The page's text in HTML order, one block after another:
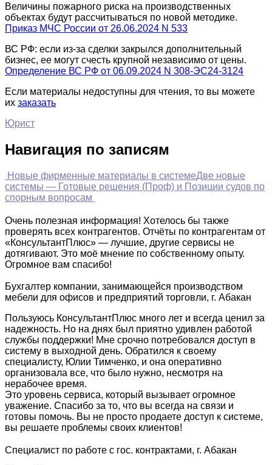
Величины пожарного риска на производственных
объектах будут рассчитываться по новой методике.
Приказ МЧС России от 26.06.2024 N 533
ВС РФ: если из-за сделки закрылся дополнительный
бизнес, ее могут счесть крупной независимо от цены.
Определение ВС РФ от 06.09.2024 N 308-ЭС24-3124
Если материалы недоступны для чтения, то вы можете
их заказать
Юрист
Навигация по записям
Новые фирменные материалы в системеДве новые
системы — Готовые решения (Проф) и Позиции судов по
спорным вопросам
Очень полезная информация! Хотелось бы также
проверять всех контрагентов. Отчёты по контрагентам от
«КонсультантПлюс» — лучшие, другие сервисы не
дотягивают. Это моё мнение по собственному опыту.
Огромное вам спасибо!
Бухгалтер компании, занимающейся производством
мебели для офисов и предприятий торговли, г. Абакан
Пользуюсь КонсультантПлюс много лет и всегда ценил за
надежность. Но на днях был приятно удивлен работой
службы поддержки! Мне срочно потребовался доступ в
систему в выходной день. Обратился к своему
специалисту, Юлии Тимченко, и она оперативно
организовала все, что было нужно, несмотря на
нерабочее время.
Это уровень сервиса, который вызывает огромное
уважение. Спасибо за то, что вы всегда на связи и
готовы помочь. Вы не просто продаете доступ к системе,
вы решаете проблемы своих клиентов!
Специалист по работе с гос. контрактами, г. Абакан